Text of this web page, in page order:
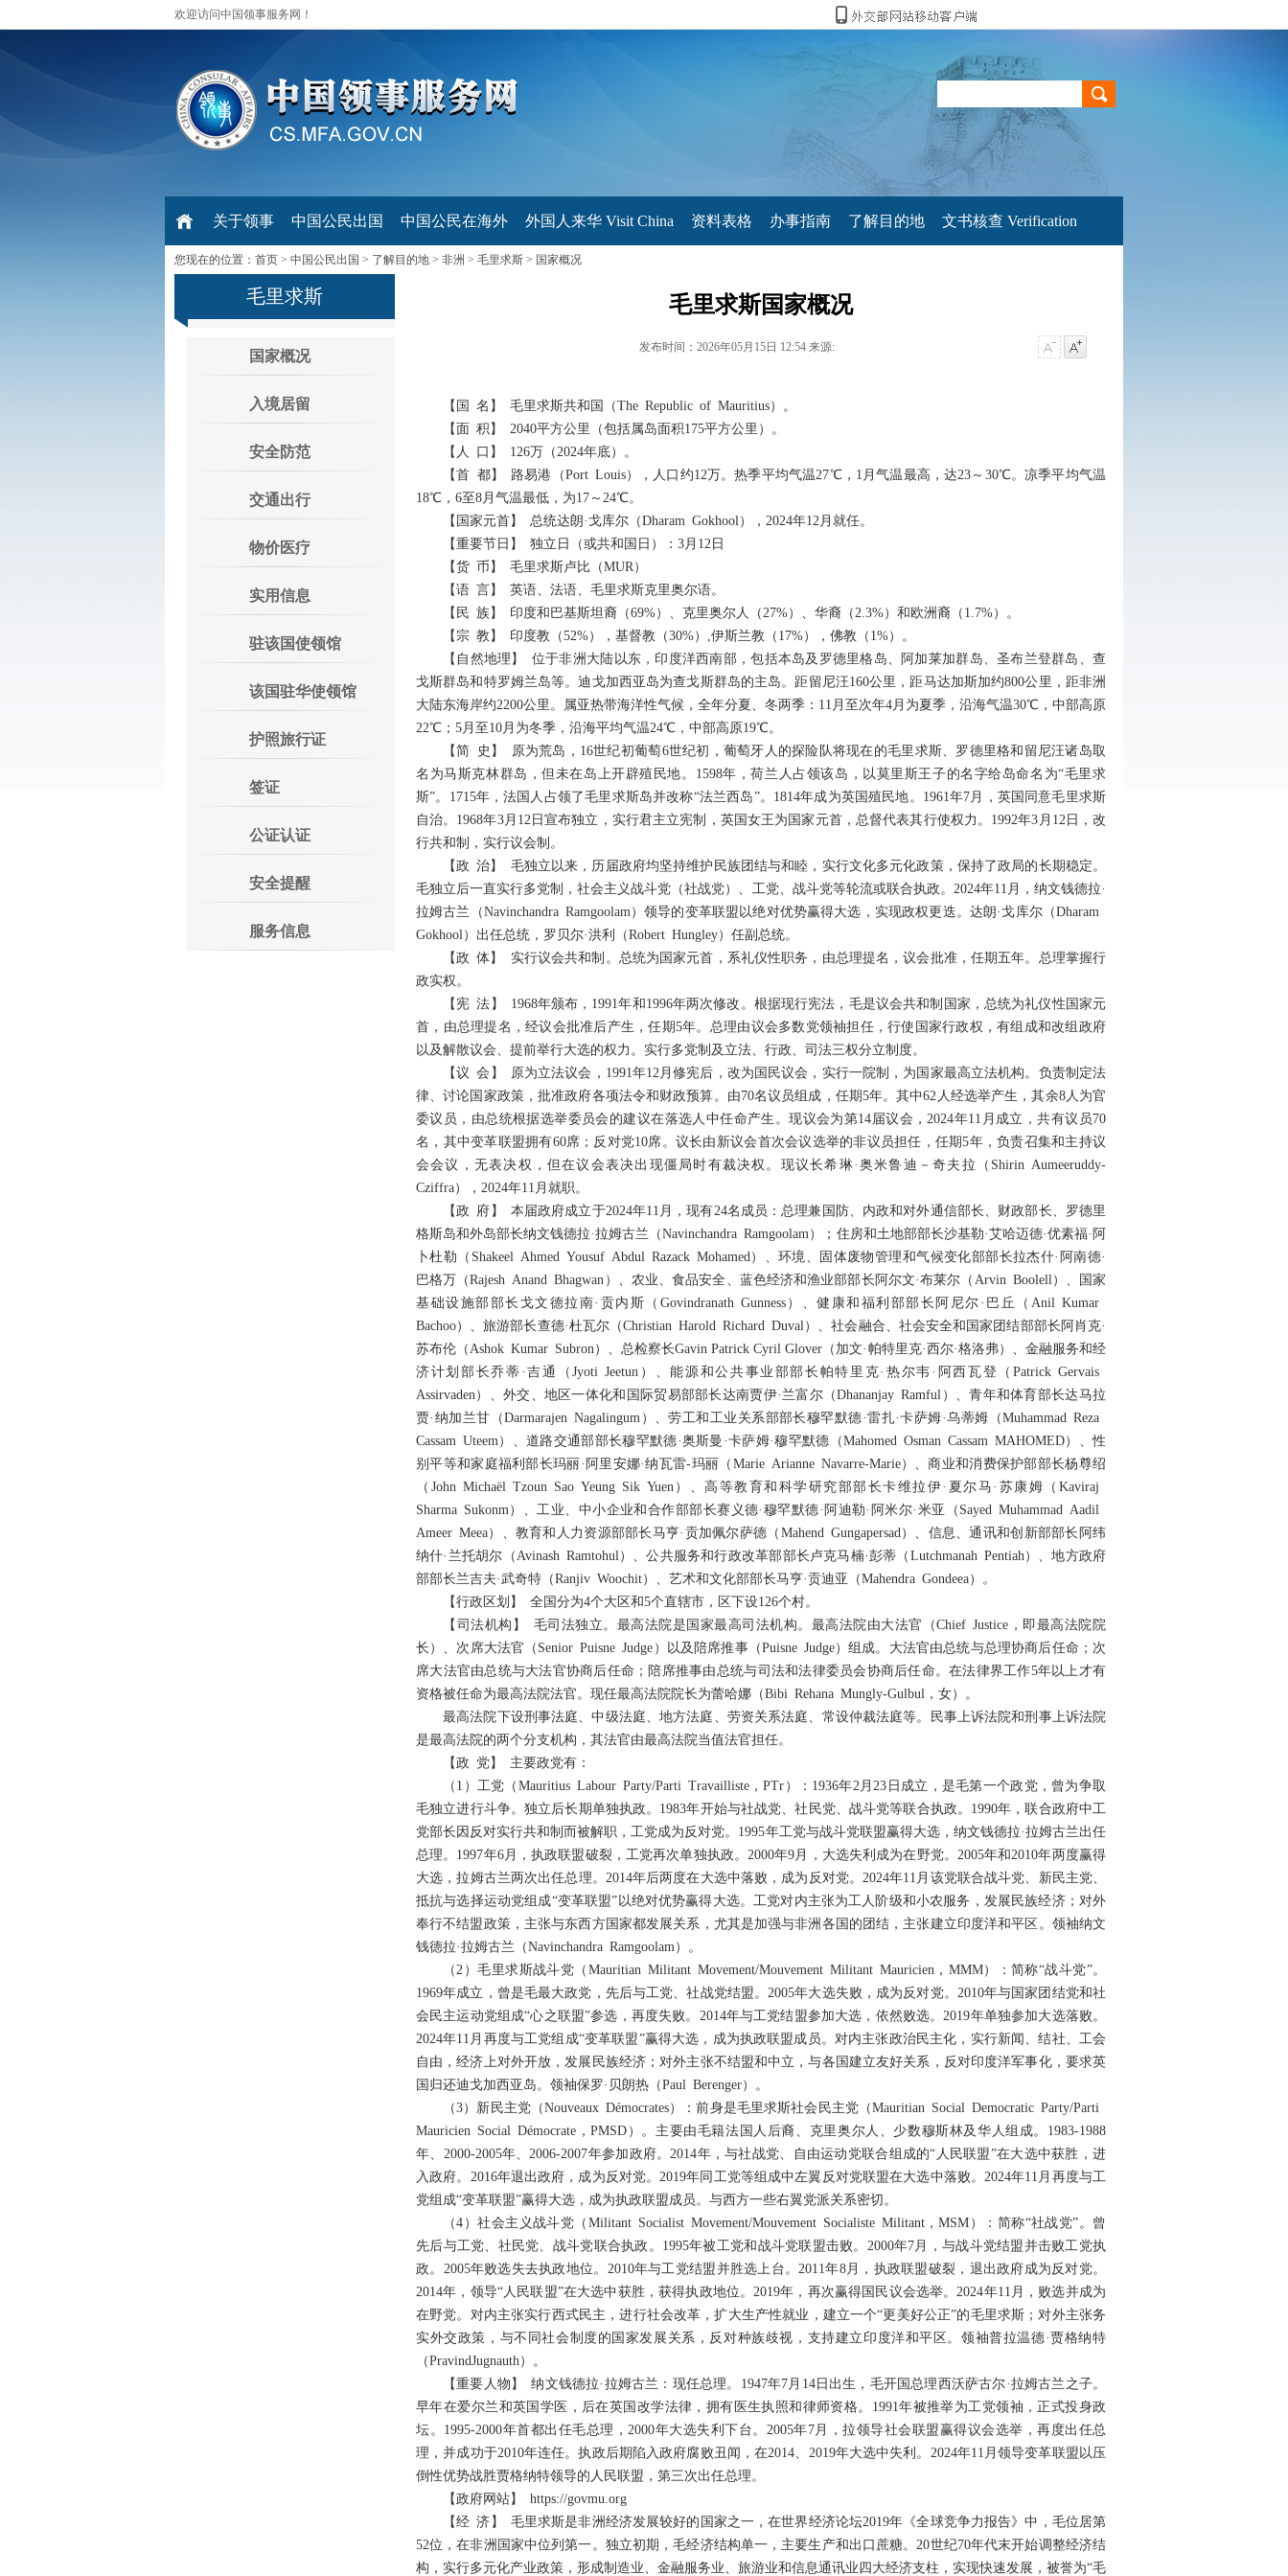
欢迎访问中国领事服务网！
关于领事 中国公民出国 中国公民在海外 外国人来华 Visit China 资料表格 办事指南 了解目的地 文书核查 Verification
您现在的位置： 首页 > 中国公民出国 > 了解目的地 > 非洲 > 毛里求斯 > 国家概况
毛里求斯
国家概况
入境居留
安全防范
交通出行
物价医疗
实用信息
驻该国使领馆
该国驻华使领馆
护照旅行证
签证
公证认证
安全提醒
服务信息
毛里求斯国家概况
发布时间：2026年05月15日 12:54 来源:
【国 名】 毛里求斯共和国（The Republic of Mauritius）。
【面 积】 2040平方公里（包括属岛面积175平方公里）。
【人 口】 126万（2024年底）。
【首 都】 路易港（Port Louis），人口约12万。热季平均气温27℃，1月气温最高，达23～30℃。凉季平均气温
18℃，6至8月气温最低，为17～24℃。
【国家元首】 总统达朗·戈库尔（Dharam Gokhool），2024年12月就任。
【重要节日】 独立日（或共和国日）：3月12日
【货 币】 毛里求斯卢比（MUR）
【语 言】 英语、法语、毛里求斯克里奥尔语。
【民 族】 印度和巴基斯坦裔（69%）、克里奥尔人（27%）、华裔（2.3%）和欧洲裔（1.7%）。
【宗 教】 印度教（52%），基督教（30%）,伊斯兰教（17%），佛教（1%）。
【自然地理】 位于非洲大陆以东，印度洋西南部，包括本岛及罗德里格岛、阿加莱加群岛、圣布兰登群岛、查
戈斯群岛和特罗姆兰岛等。迪戈加西亚岛为查戈斯群岛的主岛。距留尼汪160公里，距马达加斯加约800公里，距非洲
大陆东海岸约2200公里。属亚热带海洋性气候，全年分夏、冬两季：11月至次年4月为夏季，沿海气温30℃，中部高原
22℃；5月至10月为冬季，沿海平均气温24℃，中部高原19℃。
【简 史】 原为荒岛，16世纪初葡萄6世纪初，葡萄牙人的探险队将现在的毛里求斯、罗德里格和留尼汪诸岛取
名为马斯克林群岛，但未在岛上开辟殖民地。1598年，荷兰人占领该岛，以莫里斯王子的名字给岛命名为“毛里求
斯”。1715年，法国人占领了毛里求斯岛并改称“法兰西岛”。1814年成为英国殖民地。1961年7月，英国同意毛里求斯
自治。1968年3月12日宣布独立，实行君主立宪制，英国女王为国家元首，总督代表其行使权力。1992年3月12日，改
行共和制，实行议会制。
【政 治】 毛独立以来，历届政府均坚持维护民族团结与和睦，实行文化多元化政策，保持了政局的长期稳定。
毛独立后一直实行多党制，社会主义战斗党（社战党）、工党、战斗党等轮流或联合执政。2024年11月，纳文钱德拉·
拉姆古兰（Navinchandra Ramgoolam）领导的变革联盟以绝对优势赢得大选，实现政权更迭。达朗·戈库尔（Dharam
Gokhool）出任总统，罗贝尔·洪利（Robert Hungley）任副总统。
【政 体】 实行议会共和制。总统为国家元首，系礼仪性职务，由总理提名，议会批准，任期五年。总理掌握行
政实权。
【宪 法】 1968年颁布，1991年和1996年两次修改。根据现行宪法，毛是议会共和制国家，总统为礼仪性国家元
首，由总理提名，经议会批准后产生，任期5年。总理由议会多数党领袖担任，行使国家行政权，有组成和改组政府
以及解散议会、提前举行大选的权力。实行多党制及立法、行政、司法三权分立制度。
【议 会】 原为立法议会，1991年12月修宪后，改为国民议会，实行一院制，为国家最高立法机构。负责制定法
律、讨论国家政策，批准政府各项法令和财政预算。由70名议员组成，任期5年。其中62人经选举产生，其余8人为官
委议员，由总统根据选举委员会的建议在落选人中任命产生。现议会为第14届议会，2024年11月成立，共有议员70
名，其中变革联盟拥有60席；反对党10席。议长由新议会首次会议选举的非议员担任，任期5年，负责召集和主持议
会会议，无表决权，但在议会表决出现僵局时有裁决权。现议长希琳·奥米鲁迪－奇夫拉（Shirin Aumeeruddy-
Cziffra），2024年11月就职。
【政 府】 本届政府成立于2024年11月，现有24名成员：总理兼国防、内政和对外通信部长、财政部长、罗德里
格斯岛和外岛部长纳文钱德拉·拉姆古兰（Navinchandra Ramgoolam）；住房和土地部部长沙基勒·艾哈迈德·优素福·阿
卜杜勒（Shakeel Ahmed Yousuf Abdul Razack Mohamed）、环境、固体废物管理和气候变化部部长拉杰什·阿南德·
巴格万（Rajesh Anand Bhagwan）、农业、食品安全、蓝色经济和渔业部部长阿尔文·布莱尔（Arvin Boolell）、国家
基础设施部部长戈文德拉南·贡内斯（Govindranath Gunness）、健康和福利部部长阿尼尔·巴丘（Anil Kumar
Bachoo）、旅游部长查德·杜瓦尔（Christian Harold Richard Duval）、社会融合、社会安全和国家团结部部长阿肖克·
苏布伦（Ashok Kumar Subron）、总检察长Gavin Patrick Cyril Glover（加文·帕特里克·西尔·格洛弗）、金融服务和经
济计划部长乔蒂·吉通（Jyoti Jeetun）、能源和公共事业部部长帕特里克·热尔韦·阿西瓦登（Patrick Gervais
Assirvaden）、外交、地区一体化和国际贸易部部长达南贾伊·兰富尔（Dhananjay Ramful）、青年和体育部长达马拉
贾·纳加兰甘（Darmarajen Nagalingum）、劳工和工业关系部部长穆罕默德·雷扎·卡萨姆·乌蒂姆（Muhammad Reza
Cassam Uteem）、道路交通部部长穆罕默德·奥斯曼·卡萨姆·穆罕默德（Mahomed Osman Cassam MAHOMED）、性
别平等和家庭福利部长玛丽·阿里安娜·纳瓦雷-玛丽（Marie Arianne Navarre-Marie）、商业和消费保护部部长杨尊绍
（John Michaël Tzoun Sao Yeung Sik Yuen）、高等教育和科学研究部部长卡维拉伊·夏尔马·苏康姆（Kaviraj
Sharma Sukonm）、工业、中小企业和合作部部长赛义德·穆罕默德·阿迪勒·阿米尔·米亚（Sayed Muhammad Aadil
Ameer Meea）、教育和人力资源部部长马亨·贡加佩尔萨德（Mahend Gungapersad）、信息、通讯和创新部部长阿纬
纳什·兰托胡尔（Avinash Ramtohul）、公共服务和行政改革部部长卢克马楠·彭蒂（Lutchmanah Pentiah）、地方政府
部部长兰吉夫·武奇特（Ranjiv Woochit）、艺术和文化部部长马亨·贡迪亚（Mahendra Gondeea）。
【行政区划】 全国分为4个大区和5个直辖市，区下设126个村。
【司法机构】 毛司法独立。最高法院是国家最高司法机构。最高法院由大法官（Chief Justice，即最高法院院
长）、次席大法官（Senior Puisne Judge）以及陪席推事（Puisne Judge）组成。大法官由总统与总理协商后任命；次
席大法官由总统与大法官协商后任命；陪席推事由总统与司法和法律委员会协商后任命。在法律界工作5年以上才有
资格被任命为最高法院法官。现任最高法院院长为蕾哈娜（Bibi Rehana Mungly-Gulbul，女）。
最高法院下设刑事法庭、中级法庭、地方法庭、劳资关系法庭、常设仲裁法庭等。民事上诉法院和刑事上诉法院
是最高法院的两个分支机构，其法官由最高法院当值法官担任。
【政 党】 主要政党有：
（1）工党（Mauritius Labour Party/Parti Travailliste，PTr）：1936年2月23日成立，是毛第一个政党，曾为争取
毛独立进行斗争。独立后长期单独执政。1983年开始与社战党、社民党、战斗党等联合执政。1990年，联合政府中工
党部长因反对实行共和制而被解职，工党成为反对党。1995年工党与战斗党联盟赢得大选，纳文钱德拉·拉姆古兰出任
总理。1997年6月，执政联盟破裂，工党再次单独执政。2000年9月，大选失利成为在野党。2005年和2010年两度赢得
大选，拉姆古兰两次出任总理。2014年后两度在大选中落败，成为反对党。2024年11月该党联合战斗党、新民主党、
抵抗与选择运动党组成“变革联盟”以绝对优势赢得大选。工党对内主张为工人阶级和小农服务，发展民族经济；对外
奉行不结盟政策，主张与东西方国家都发展关系，尤其是加强与非洲各国的团结，主张建立印度洋和平区。领袖纳文
钱德拉·拉姆古兰（Navinchandra Ramgoolam）。
（2）毛里求斯战斗党（Mauritian Militant Movement/Mouvement Militant Mauricien，MMM）：简称“战斗党”。
1969年成立，曾是毛最大政党，先后与工党、社战党结盟。2005年大选失败，成为反对党。2010年与国家团结党和社
会民主运动党组成“心之联盟”参选，再度失败。2014年与工党结盟参加大选，依然败选。2019年单独参加大选落败。
2024年11月再度与工党组成“变革联盟”赢得大选，成为执政联盟成员。对内主张政治民主化，实行新闻、结社、工会
自由，经济上对外开放，发展民族经济；对外主张不结盟和中立，与各国建立友好关系，反对印度洋军事化，要求英
国归还迪戈加西亚岛。领袖保罗·贝朗热（Paul Berenger）。
（3）新民主党（Nouveaux Démocrates）：前身是毛里求斯社会民主党（Mauritian Social Democratic Party/Parti
Mauricien Social Démocrate，PMSD）。主要由毛籍法国人后裔、克里奥尔人、少数穆斯林及华人组成。1983-1988
年、2000-2005年、2006-2007年参加政府。2014年，与社战党、自由运动党联合组成的“人民联盟”在大选中获胜，进
入政府。2016年退出政府，成为反对党。2019年同工党等组成中左翼反对党联盟在大选中落败。2024年11月再度与工
党组成“变革联盟”赢得大选，成为执政联盟成员。与西方一些右翼党派关系密切。
（4）社会主义战斗党（Militant Socialist Movement/Mouvement Socialiste Militant，MSM）：简称“社战党”。曾
先后与工党、社民党、战斗党联合执政。1995年被工党和战斗党联盟击败。2000年7月，与战斗党结盟并击败工党执
政。2005年败选失去执政地位。2010年与工党结盟并胜选上台。2011年8月，执政联盟破裂，退出政府成为反对党。
2014年，领导“人民联盟”在大选中获胜，获得执政地位。2019年，再次赢得国民议会选举。2024年11月，败选并成为
在野党。对内主张实行西式民主，进行社会改革，扩大生产性就业，建立一个“更美好公正”的毛里求斯；对外主张务
实外交政策，与不同社会制度的国家发展关系，反对种族歧视，支持建立印度洋和平区。领袖普拉温德·贾格纳特
（PravindJugnauth）。
【重要人物】 纳文钱德拉·拉姆古兰：现任总理。1947年7月14日出生，毛开国总理西沃萨古尔·拉姆古兰之子。
早年在爱尔兰和英国学医，后在英国改学法律，拥有医生执照和律师资格。1991年被推举为工党领袖，正式投身政
坛。1995-2000年首都出任毛总理，2000年大选失利下台。2005年7月，拉领导社会联盟赢得议会选举，再度出任总
理，并成功于2010年连任。执政后期陷入政府腐败丑闻，在2014、2019年大选中失利。2024年11月领导变革联盟以压
倒性优势战胜贾格纳特领导的人民联盟，第三次出任总理。
【政府网站】 https://govmu.org
【经 济】 毛里求斯是非洲经济发展较好的国家之一，在世界经济论坛2019年《全球竞争力报告》中，毛位居第
52位，在非洲国家中位列第一。独立初期，毛经济结构单一，主要生产和出口蔗糖。20世纪70年代末开始调整经济结
构，实行多元化产业政策，形成制造业、金融服务业、旅游业和信息通讯业四大经济支柱，实现快速发展，被誉为“毛